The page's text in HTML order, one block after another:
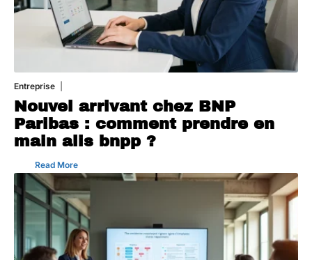
Entreprise
Nouvel arrivant chez BNP
Paribas : comment prendre en
main alis bnpp ?
Read More